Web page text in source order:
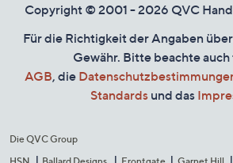
Copyright © 2001 - 2026 QVC
Für die Richtigkeit der Angaben
Gewähr. Bitte beachte
AGB, die
Standards und das
Die QVC Group
HSN
Ballard Designs Frontgate Garnet Hill